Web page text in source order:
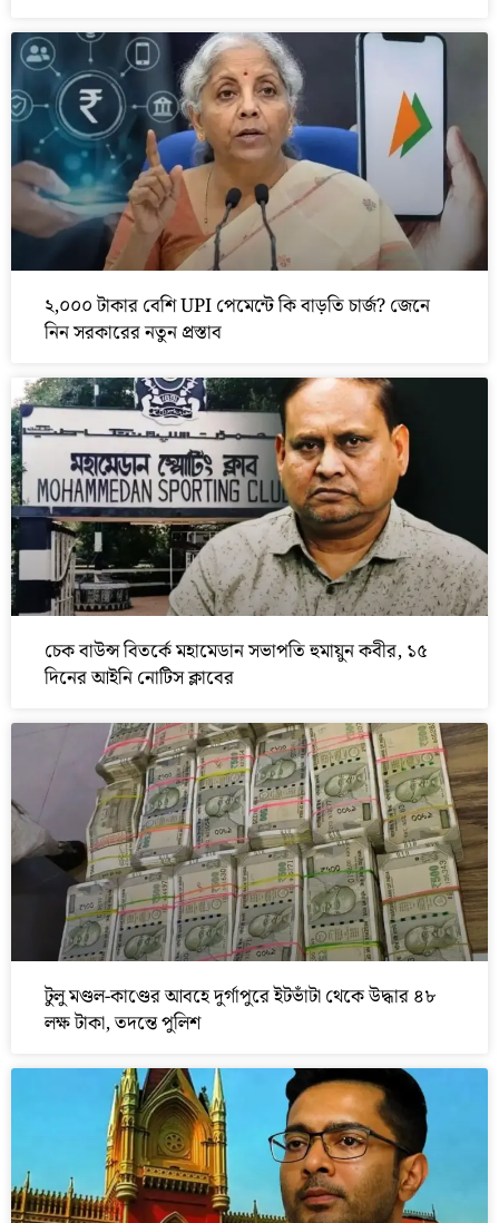
২,০০০ টাকার বেশি UPI পেমেন্টে কি বাড়তি চার্জ? জেনে
নিন সরকারের নতুন প্রস্তাব
চেক বাউন্স বিতর্কে মহামেডান সভাপতি হুমায়ুন কবীর, ১৫
দিনের আইনি নোটিস ক্লাবের
টুলু মণ্ডল-কাণ্ডের আবহে দুর্গাপুরে ইটভাঁটা থেকে উদ্ধার ৪৮
লক্ষ টাকা, তদন্তে পুলিশ